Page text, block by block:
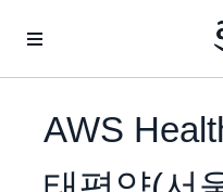
AWS